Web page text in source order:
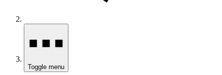
Toggle menu